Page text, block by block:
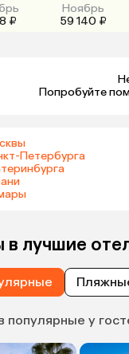
₽
Ноябрь
59 140 ₽
Попробуйте
Петербурга
в лучшие
популярные у